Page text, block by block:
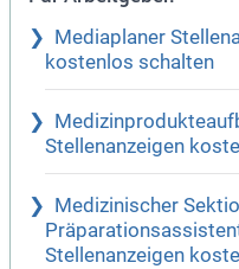
Mediaplaner
kostenlos schalten
Stellenanzeigen
Medizinischer
Stellenanzeigen